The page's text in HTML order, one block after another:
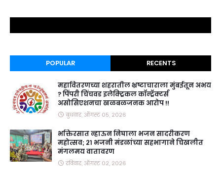
POPULAR RECENTS
महावितरणच्या शहरातील भ्रष्टाचाराला मुंबईतून अभय
? पिंपरी चिंचवड इलेक्ट्रिकल कॉन्ट्रॅक्टर्स
असोसिएशनचा खळबळजनक आरोप !!
बुधवार, ऑगस्ट ०५, २०२६
भक्तिरसात न्हाऊन निघाला भजन सादरीकरण
महोत्सव; २१ भजनी मंडळांच्या सहभागाने चिखलीत
मंगलमय वातावरण
रविवार, ऑगस्ट ०२, २०२६